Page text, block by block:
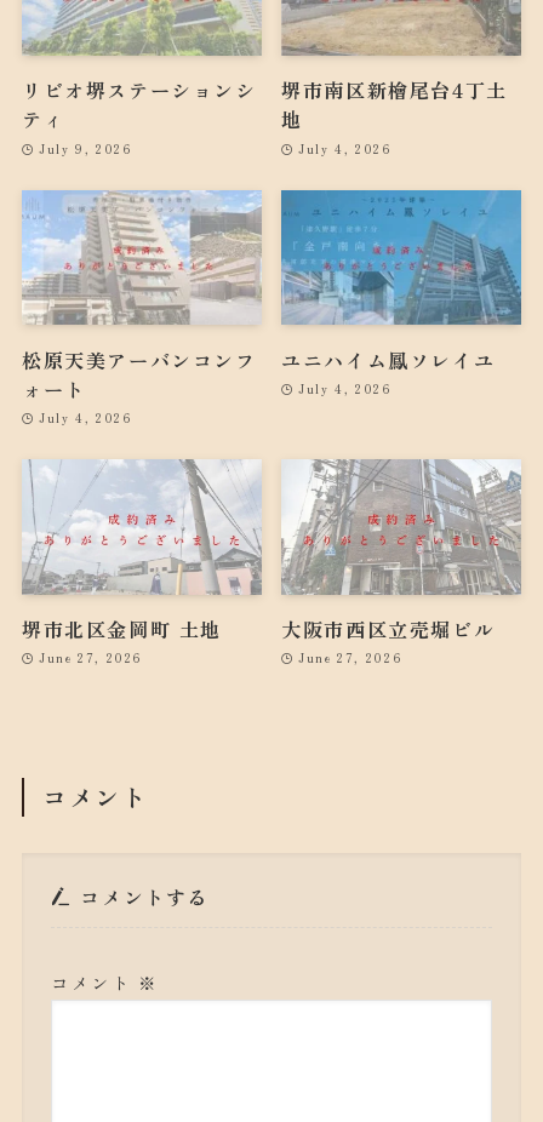
リビオ堺ステーションシ
ティ
July 9, 2026
堺市南区新檜尾台4丁土
地
July 4, 2026
松原天美アーバンコンフ
ォート
July 4, 2026
ユニハイム鳳ソレイユ
July 4, 2026
堺市北区金岡町 土地
June 27, 2026
大阪市西区立売堀ビル
June 27, 2026
コメント
コメントする
コメント ※